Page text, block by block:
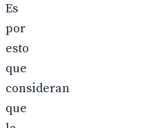
Es
por
esto
que
consideran
que